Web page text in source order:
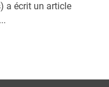
a écrit un article